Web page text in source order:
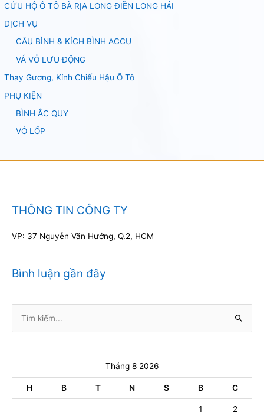
CỨU HỘ Ô TÔ BÀ RỊA LONG ĐIỀN LONG HẢI
DỊCH VỤ
CÂU BÌNH & KÍCH BÌNH ACCU
VÁ VỎ LƯU ĐỘNG
Thay Gương, Kính Chiếu Hậu Ô Tô
PHỤ KIỆN
BÌNH ẮC QUY
VỎ LỐP
THÔNG TIN CÔNG TY
VP: 37 Nguyễn Văn Hưởng, Q.2, HCM
Bình luận gần đây
kiếm:
Tháng 8 2026
H B T N S B C
1 2